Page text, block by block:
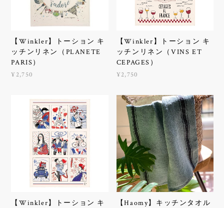
【Winkler】トーション キ
ッチンリネン（PLANETE
PARIS）
¥2,750
【Winkler】トーション キ
ッチンリネン（VINS ET
CEPAGES）
¥2,750
【Winkler】トーション キ
【Haomy】キッチンタオル